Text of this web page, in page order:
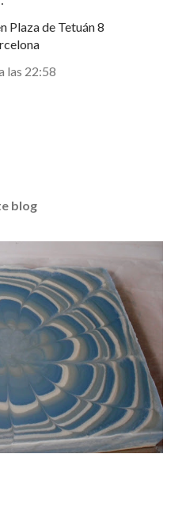
Plaza de Tetuán 8
las 22:58
blog